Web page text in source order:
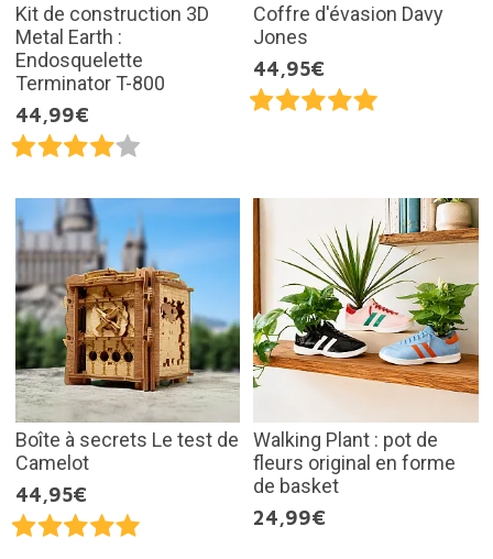
Kit de construction 3D
Metal Earth :
Endosquelette
Terminator T-800
44,99€
Coffre d'évasion Davy
Jones
44,95€
Boîte à secrets Le test de
Camelot
44,95€
Walking Plant : pot de
fleurs original en forme
de basket
24,99€